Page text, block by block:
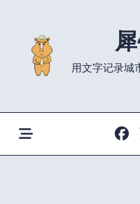
content
用文字记录城